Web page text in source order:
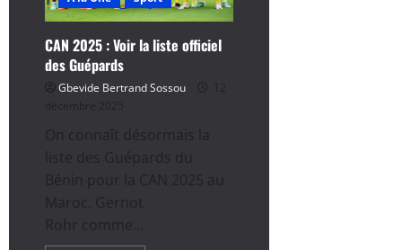
CAN 2025 : Voir la liste officiel
des Guépards
Gbevide Bertrand Sossou
12
décembre 2025
On connaît désormais la
liste des Guépards du
Bénin pour la CAN 2025 au
Maroc. Gernot
Rohr comme...